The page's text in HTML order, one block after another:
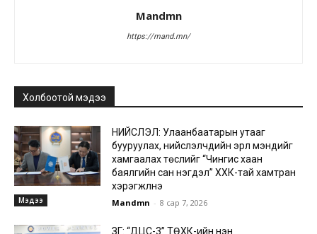
Mandmn
https://mand.mn/
Холбоотой мэдээ
Мэдээ
НИЙСЛЭЛ: Улаанбаатарын утааг
бууруулах, нийслэлчүүдийн эрүүл мэндийг
хамгаалах төслийг “Чингис хаан
баялгийн сан нэгдэл” ХХК-тай хамтран
хэрэгжүүлнэ
Mandmn - 8 сар 7, 2026
ЗГ: “ДЦС-3” ТӨХК-ийн нэн